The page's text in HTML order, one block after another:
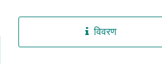
विवरण